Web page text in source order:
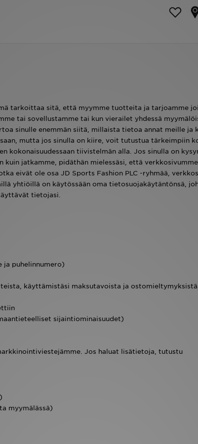
tarkoittaa sitä, että myymme tuotteita ja tarjoamme
tai sovellustamme tai kun vierailet yhdessä
sinulle enemmän siitä, millaista tietoa annat meille ja
mutta jos sinulla on kiire, voit tutustua tärkeimpiin
kokonaisuudessaan tiivistelmän alla. Jos sinulla on
kuin jatkamme, pidäthän mielessäsi, että
eivät ole osa JD Sports Fashion PLC -ryhmää,
yhtiöillä on käytössään oma tietosuojakäytäntönsä,
tietojasi.
puhelinnumero)
käyttämistäsi maksutavoista ja
sijaintiominaisuudet)
Jos haluat lisätietoja, tutustu
myymälässä)